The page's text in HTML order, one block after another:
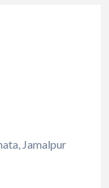
Jamalpur